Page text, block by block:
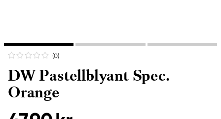
(0)
DW Pastellblyant Spec.
Orange